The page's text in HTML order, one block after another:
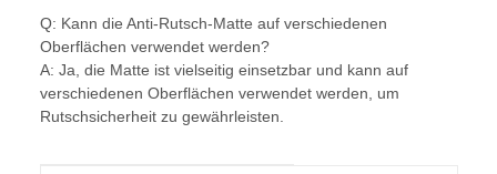
Q: Kann die Anti-Rutsch-Matte auf verschiedenen
Oberflächen verwendet werden?
A: Ja, die Matte ist vielseitig einsetzbar und kann auf
verschiedenen Oberflächen verwendet werden, um
Rutschsicherheit zu gewährleisten.